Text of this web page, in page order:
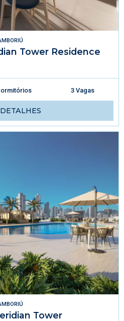
Tower Residence
3 Vagas
Tower